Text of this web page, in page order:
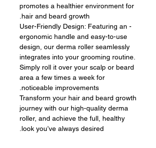
promotes a healthier environment for
hair and beard growth.
- User-Friendly Design: Featuring an
ergonomic handle and easy-to-use
design, our derma roller seamlessly
integrates into your grooming routine.
Simply roll it over your scalp or beard
area a few times a week for
noticeable improvements.
Transform your hair and beard growth
journey with our high-quality derma
roller, and achieve the full, healthy
look you’ve always desired.